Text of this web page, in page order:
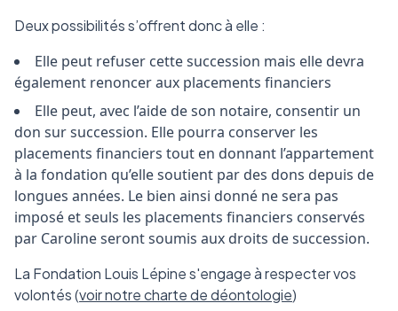
Deux possibilités s’offrent donc à elle :
Elle peut refuser cette succession mais elle devra
également renoncer aux placements financiers
Elle peut, avec l’aide de son notaire, consentir un
don sur succession. Elle pourra conserver les
placements financiers tout en donnant l’appartement
à la fondation qu’elle soutient par des dons depuis de
longues années. Le bien ainsi donné ne sera pas
imposé et seuls les placements financiers conservés
par Caroline seront soumis aux droits de succession.
La Fondation Louis Lépine s'engage à respecter vos
volontés (voir notre charte de déontologie)